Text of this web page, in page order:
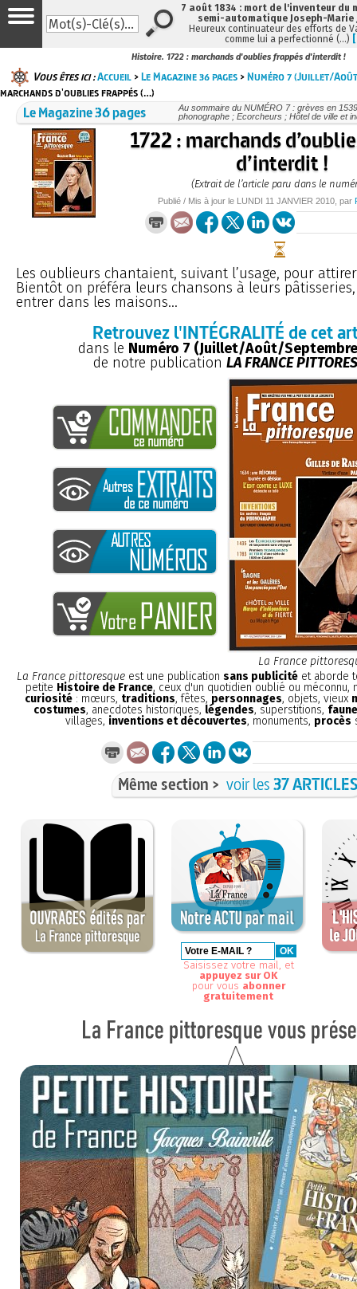
Histoire. 1722 : marchands d'oublies frappés d'interdit !
Vous êtes ici :Accueil >Le Magazine 36 pages >Numéro 7 (Juillet/
marchands d'oublies frappés (…)
Le Magazine 36 pages
Au sommaire du NUMÉRO 7 : grèves en
phonographe ; Ecorcheurs ; Hôtel de ville et
1722 : marchands
d’interdit !
(Extrait de l’article paru dans le
Publié / Mis à jour le LUNDI 11 JANVIER 2010 , par
Les oublieurs chantaient, suivant l’usage, pour
Bientôt on préféra leurs chansons à leurs
entrer dans les maisons...
Retrouvez l'INTÉGRALITÉ de cet
dans le Numéro 7 (Juillet/Août/
de notre publication LA FRANCE
La France
La France pittoresque est une publication sans publicité et aborde
petite Histoire de France, ceux d'un quotidien oublié ou méconnu,
curiosité : mœurs, traditions, fêtes, personnages, objets, vieux
costumes, anecdotes historiques, légendes, superstitions,
villages, inventions et découvertes, monuments, procès
Même section > voir les37
Saisissez votre mail, et
appuyez sur OK
pour vous abonner
gratuitement
7 août 1834 : mort de l'inventeur du
semi-automatique Joseph-Marie
Heureux continuateur des efforts de
comme lui a perfectionné (…)